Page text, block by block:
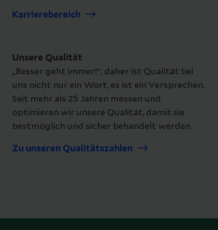
Karrierebereich
Unsere Qualität
„Besser geht immer!“, daher ist Qualität bei
uns nicht nur ein Wort, es ist ein Versprechen.
Seit mehr als 25 Jahren messen und
optimieren wir unsere Qualität, damit sie
bestmöglich und sicher behandelt werden.
Zu unseren Qualitätszahlen